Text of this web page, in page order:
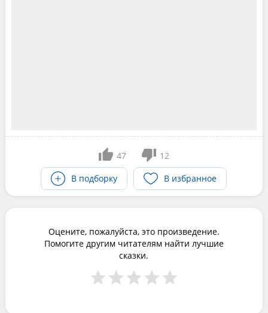
47
12
В подборку
В избранное
Оцените, пожалуйста, это произведение.
Помогите другим читателям найти лучшие
сказки.